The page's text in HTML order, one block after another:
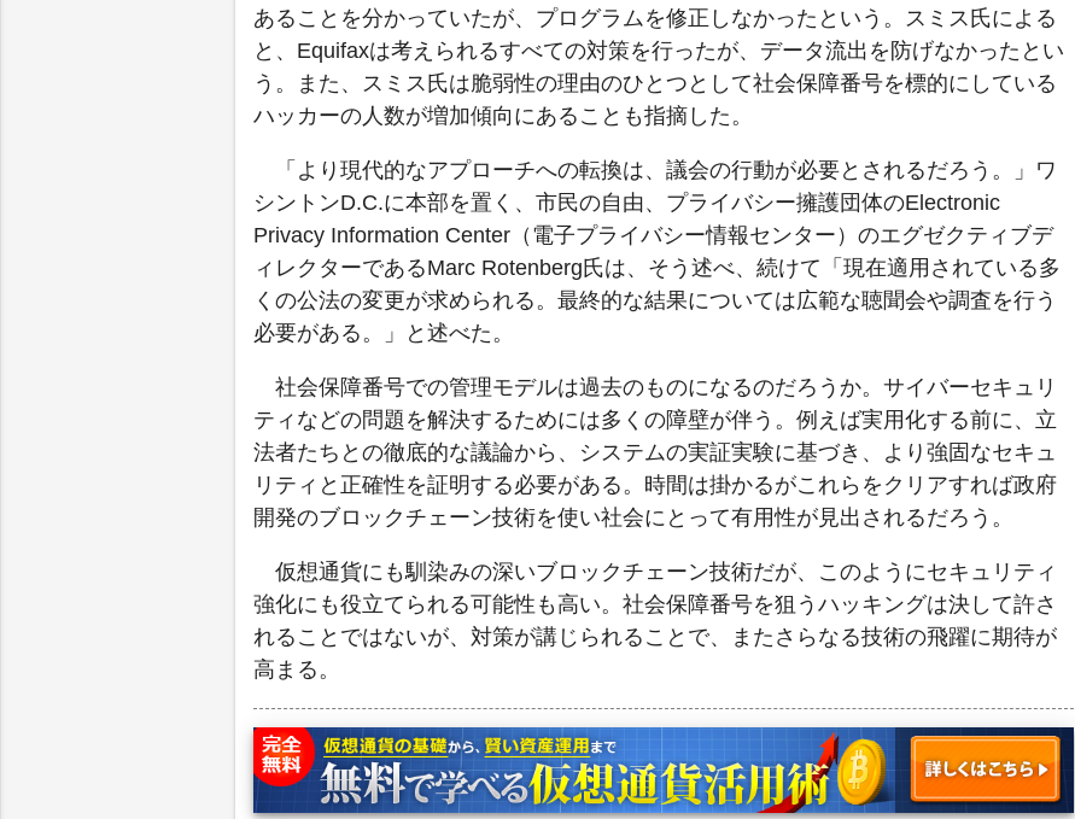
あることを分かっていたが、プログラムを修正しなかったという。スミス氏による
と、Equifaxは考えられるすべての対策を行ったが、データ流出を防げなかったとい
う。また、スミス氏は脆弱性の理由のひとつとして社会保障番号を標的にしている
ハッカーの人数が増加傾向にあることも指摘した。
「より現代的なアプローチへの転換は、議会の行動が必要とされるだろう。」ワ
シントンD.C.に本部を置く、市民の自由、プライバシー擁護団体のElectronic
Privacy Information Center（電子プライバシー情報センター）のエグゼクティブデ
ィレクターであるMarc Rotenberg氏は、そう述べ、続けて「現在適用されている多
くの公法の変更が求められる。最終的な結果については広範な聴聞会や調査を行う
必要がある。」と述べた。
社会保障番号での管理モデルは過去のものになるのだろうか。サイバーセキュリ
ティなどの問題を解決するためには多くの障壁が伴う。例えば実用化する前に、立
法者たちとの徹底的な議論から、システムの実証実験に基づき、より強固なセキュ
リティと正確性を証明する必要がある。時間は掛かるがこれらをクリアすれば政府
開発のブロックチェーン技術を使い社会にとって有用性が見出されるだろう。
仮想通貨にも馴染みの深いブロックチェーン技術だが、このようにセキュリティ
強化にも役立てられる可能性も高い。社会保障番号を狙うハッキングは決して許さ
れることではないが、対策が講じられることで、またさらなる技術の飛躍に期待が
高まる。